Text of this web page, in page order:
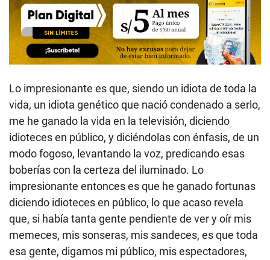
Lo impresionante es que, siendo un idiota de toda la
vida, un idiota genético que nació condenado a serlo,
me he ganado la vida en la televisión, diciendo
idioteces en público, y diciéndolas con énfasis, de un
modo fogoso, levantando la voz, predicando esas
boberías con la certeza del iluminado. Lo
impresionante entonces es que he ganado fortunas
diciendo idioteces en público, lo que acaso revela
que, si había tanta gente pendiente de ver y oír mis
memeces, mis sonseras, mis sandeces, es que toda
esa gente, digamos mi público, mis espectadores,